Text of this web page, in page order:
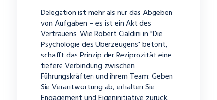
Delegation ist mehr als nur das Abgeben
von Aufgaben – es ist ein Akt des
Vertrauens. Wie Robert Cialdini in "Die
Psychologie des Überzeugens" betont,
schafft das Prinzip der Reziprozität eine
tiefere Verbindung zwischen
Führungskräften und ihrem Team: Geben
Sie Verantwortung ab, erhalten Sie